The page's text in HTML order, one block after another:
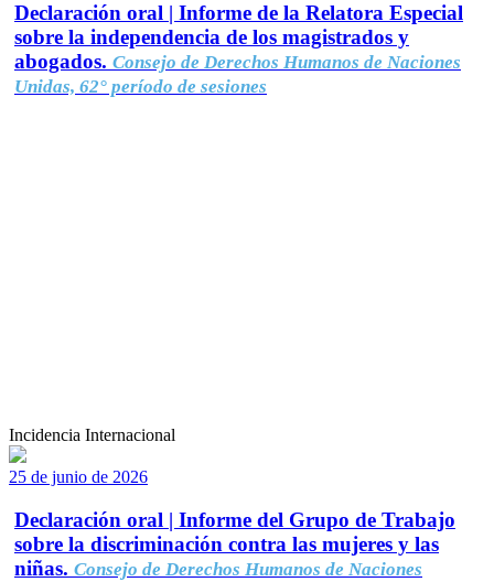
Declaración oral | Informe de la Relatora Especial
sobre la independencia de los magistrados y
abogados. Consejo de Derechos Humanos de Naciones
Unidas, 62° período de sesiones
Incidencia Internacional
25 de junio de 2026
Declaración oral | Informe del Grupo de Trabajo
sobre la discriminación contra las mujeres y las
niñas. Consejo de Derechos Humanos de Naciones